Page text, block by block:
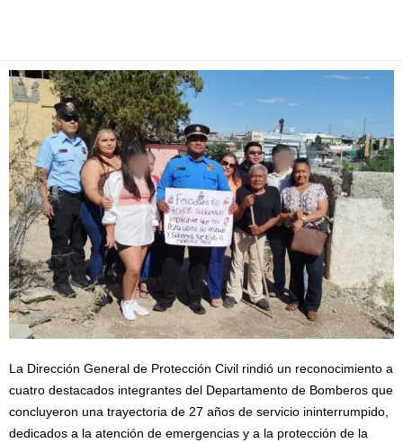
La Dirección General de Protección Civil rindió un reconocimiento a
cuatro destacados integrantes del Departamento de Bomberos que
concluyeron una trayectoria de 27 años de servicio ininterrumpido,
dedicados a la atención de emergencias y a la protección de la